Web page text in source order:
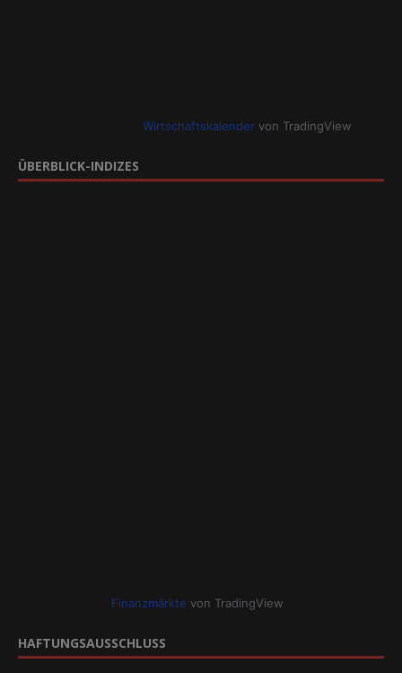
Wirtschaftskalendervon TradingView
ÜBERBLICK-INDIZES
Finanzmärkte von TradingView
HAFTUNGSAUSSCHLUSS